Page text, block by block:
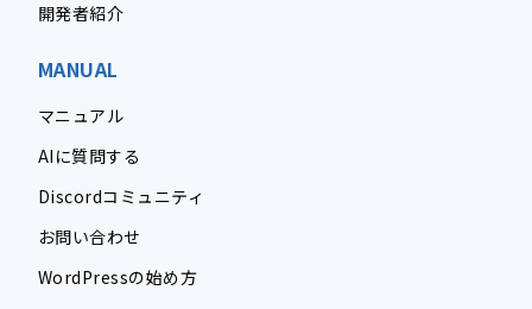
開発者紹介
MANUAL
マニュアル
AIに質問する
Discordコミュニティ
お問い合わせ
WordPressの始め方